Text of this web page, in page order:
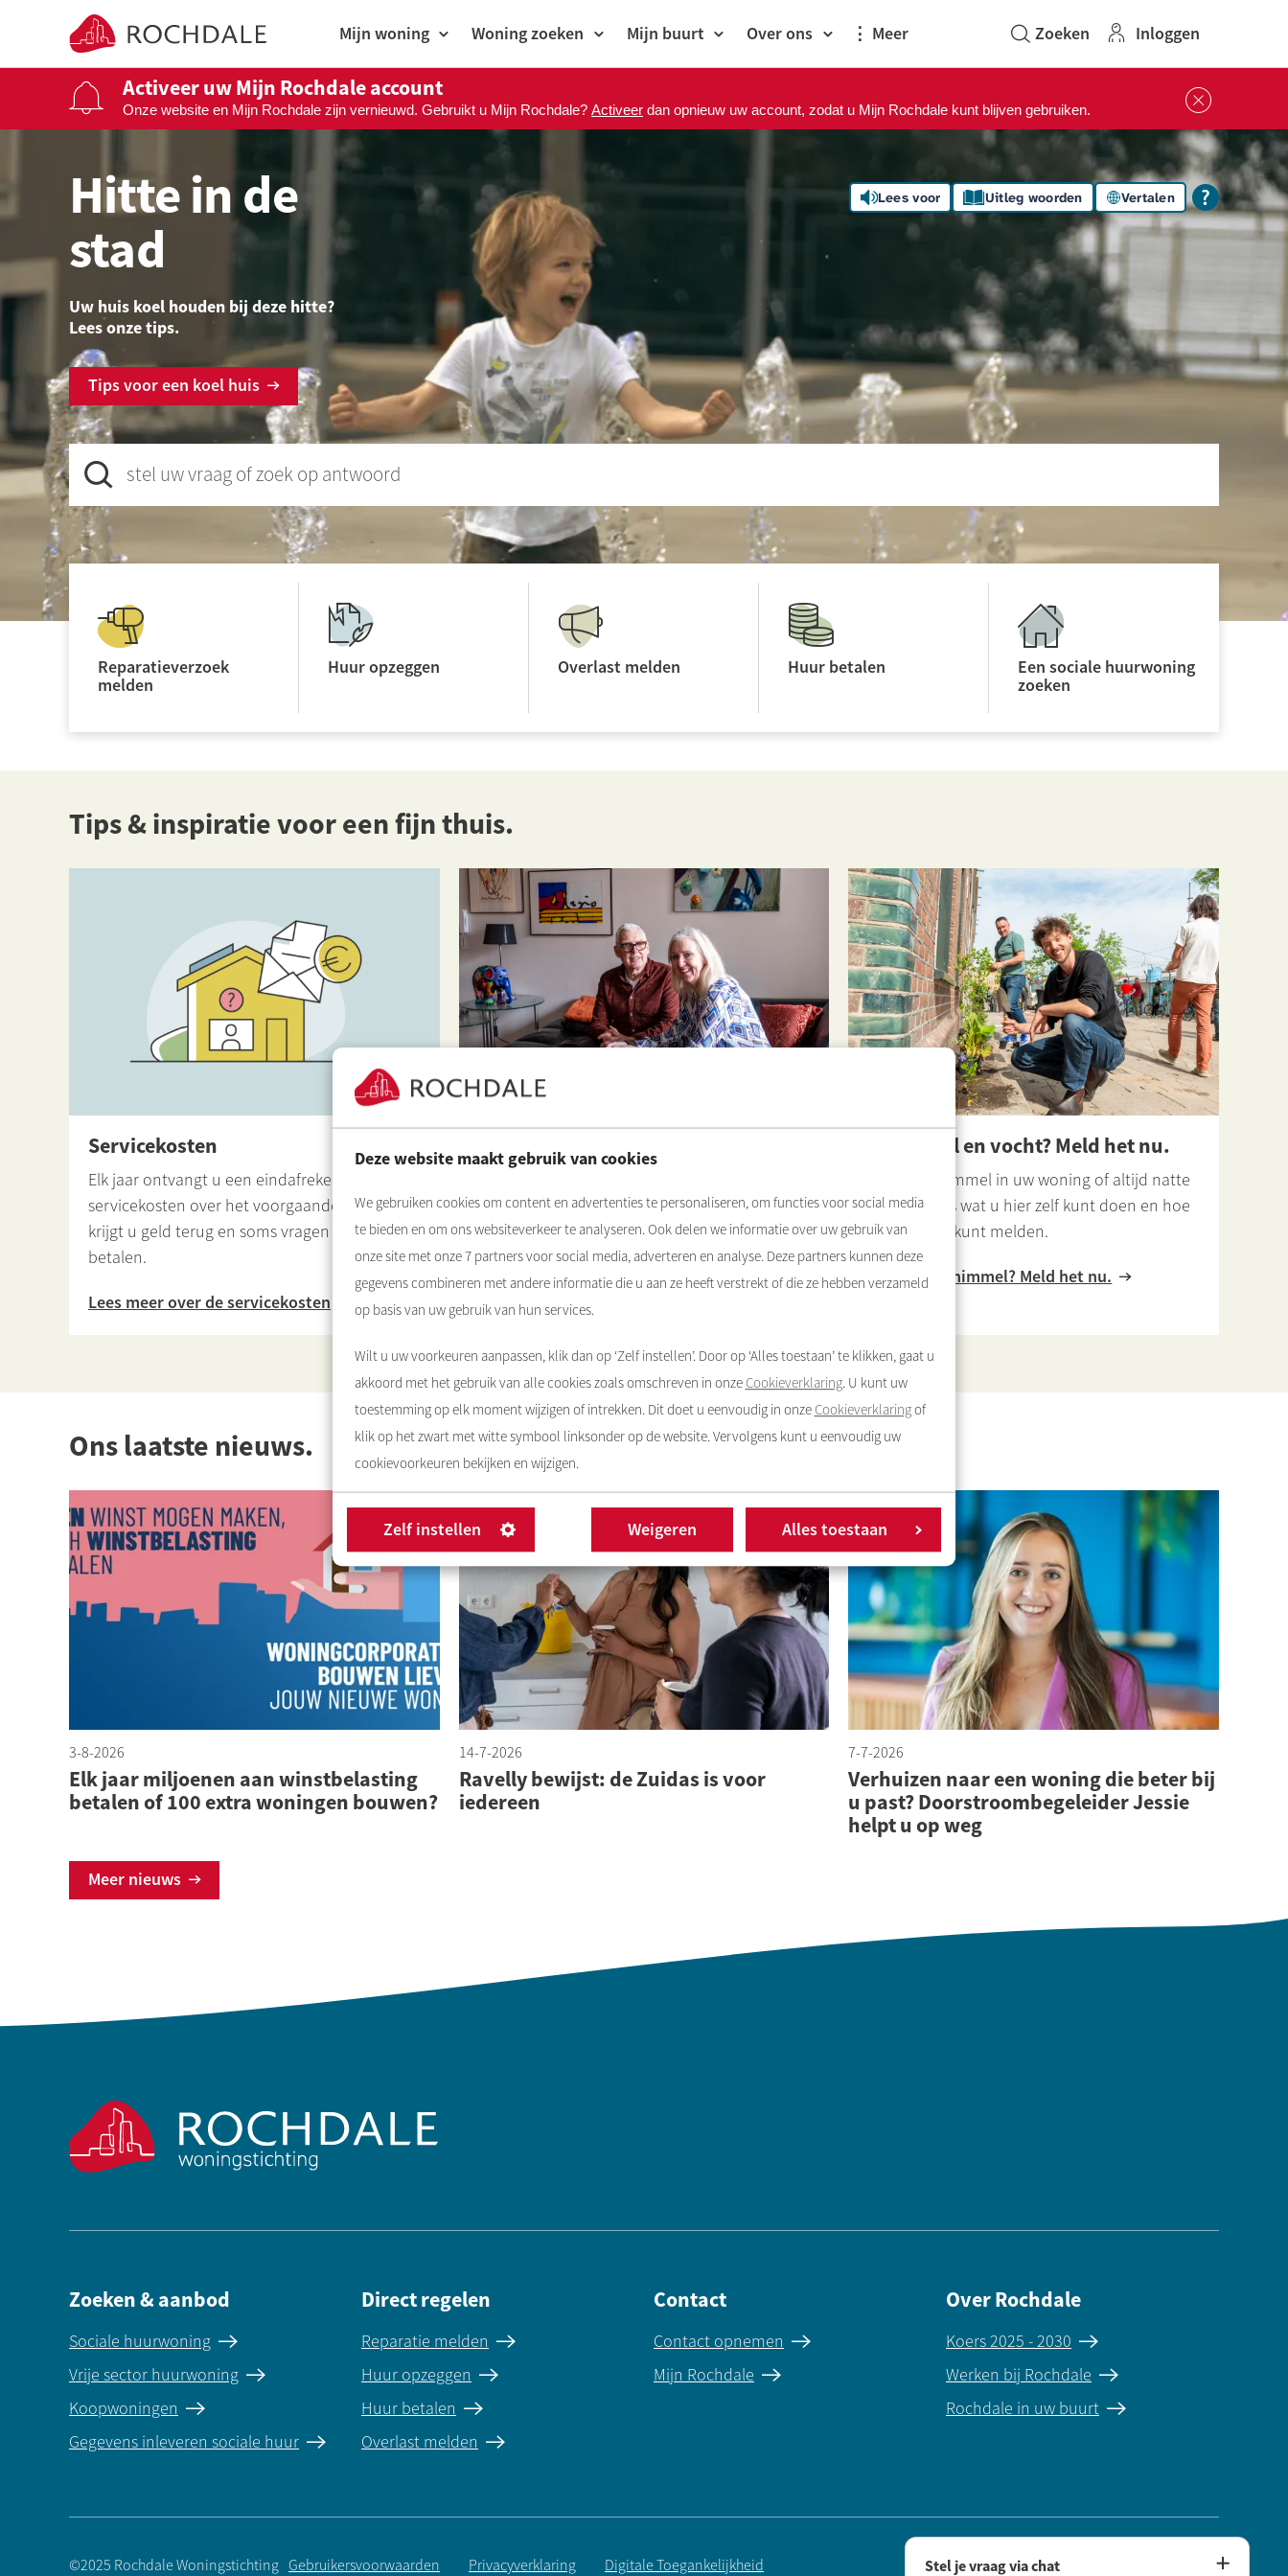
Deze website maakt gebruik van cookies
We gebruiken cookies om content en advertenties te personaliseren, om functies voor social media
te bieden en om ons websiteverkeer te analyseren. Ook delen we informatie over uw gebruik van
onze site met onze7 partners voor social media, adverteren en analyse. Deze partners kunnen deze
gegevens combineren met andere informatie die u aan ze heeft verstrekt of die ze hebben verzameld
op basis van uw gebruik van hun services.
Wilt u uw voorkeuren aanpassen, klik dan op ‘Zelf instellen’. Door op ‘Alles toestaan’ te klikken, gaat u
akkoord met het gebruik van alle cookies zoals omschreven in onze Cookieverklaring. U kunt uw
toestemming op elk moment wijzigen of intrekken. Dit doet u eenvoudig in onze Cookieverklaringof
klik op het zwart met witte symbool linksonder op de website. Vervolgens kunt u eenvoudig uw
cookievoorkeuren bekijken en wijzigen.
Zelf instellen Weigeren Alles toestaan
Naar de homepage Mijn woning Woning zoeken Mijn buurt Over ons Meer Inloggen
Activeer uw Mijn Rochdale account
Onze website en Mijn Rochdale zijn vernieuwd. Gebruikt u Mijn Rochdale? Activeer dan opnieuw uw account, zodat u Mijn Rochdale kunt blijven gebruiken.
Hitte in de
stad
Uw huis koel houden bij deze hitte?
Lees onze tips.
Tips voor een koel huis
Lees voor Uitleg woorden Vertalen
stel uw vraag of zoek op antwoord
Reparatieverzoek
melden
Huur opzeggen Overlast melden Huur betalen
Een sociale huurwoning
zoeken
Tips & inspiratie voor een fijn thuis.
Servicekosten
Elk jaar ontvangt u een eindafrekening van de
servicekosten over het voorgaande jaar. Soms
krijgt u geld terug en soms vragen wij u bij te
betalen.
Lees meer over de servicekosten
Fijn wonen, ook later.
persoonlijke situatie of gezin? Rochdale heeft
speciale verhuisregelingen voor huurders die
willen verhuizen.
Bekijk onze regelingen
Schimmel en vocht? Meld het nu.
Heeft u schimmel in uw woning of altijd natte
ramen? Lees wat u hier zelf kunt doen en hoe
u schimmel kunt melden.
Vocht en schimmel? Meld het nu.
Ons laatste nieuws.
Elk jaar miljoenen aan winstbelasting
betalen of 100 extra woningen bouwen?
3-8-2026
Lees meer
Ravelly bewijst: de Zuidas is voor
iedereen
14-7-2026
Lees meer
Verhuizen naar een woning die beter bij
u past? Doorstroombegeleider Jessie
helpt u op weg
7-7-2026
Lees meer
Meer nieuws
Zoeken & aanbod
Sociale huurwoning
Vrije sector huurwoning
Koopwoningen
Gegevens inleveren sociale huur
Direct regelen
Reparatie melden
Huur opzeggen
Huur betalen
Overlast melden
Contact
Contact opnemen
Mijn Rochdale
Over Rochdale
Koers 2025 - 2030
Werken bij Rochdale
Rochdale in uw buurt
©2025 Rochdale Woningstichting Gebruikersvoorwaarden Privacyverklaring Digitale Toegankelijkheid LinkedIn
Stel je vraag via chat